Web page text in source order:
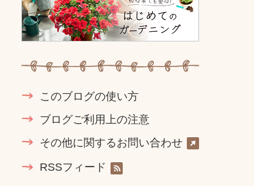
このブログの使い方
ブログご利用上の注意
その他に関するお問い合わせ
RSSフィード